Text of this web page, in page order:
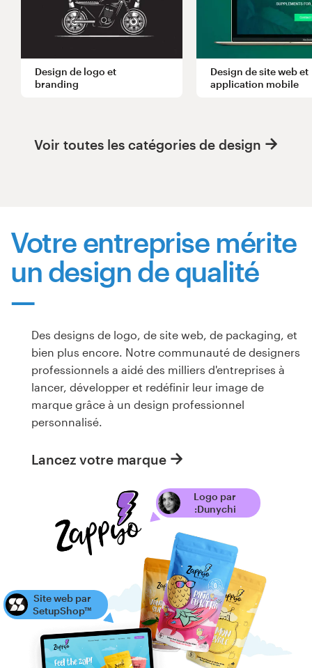
Voir toutes les catégories de design
Design de logo et
branding
Design de site web et
application mobile
Votre entreprise mérite
un design de qualité
Des designs de logo, de site web, de packaging, et
bien plus encore. Notre communauté de designers
professionnels a aidé des milliers d'entreprises à
lancer, développer et redéfinir leur image de
marque grâce à un design professionnel
personnalisé.
Lancez votre marque
Logo par
:Dunychi
Site web par
SetupShop™
Centre d'aide
Ressources
Blog